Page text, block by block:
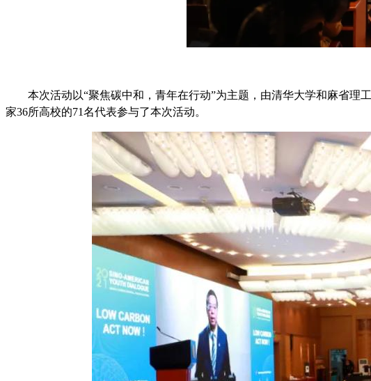
本次活动以“聚焦碳中和，青年在行动”为主题，由清华大学和麻省
家36所高校的71名代表参与了本次活动。